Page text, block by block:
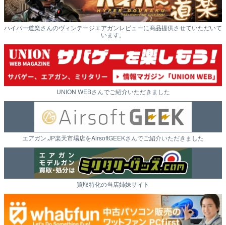
ハイパー道楽さんのヴィンテージエアガンレビューに商品提供させていただいて
います。
UNION WEBさんでご紹介いただきました
エアガン.JP楽天市場店をAirsoftGEEKさんでご紹介いただきました
買取特化の当店姉妹サイト